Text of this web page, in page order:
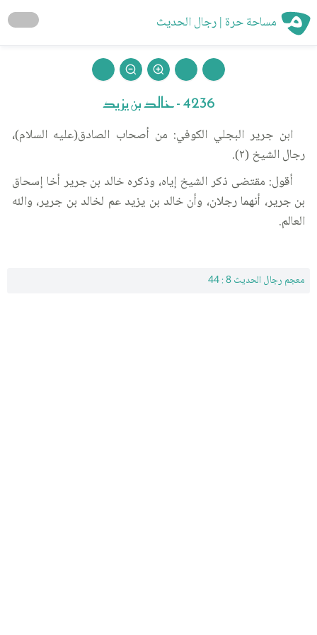
مساحة حرة | رجال الحديث
4236 - خالد بن يزيد
ابن جرير البجلي الكوفي: من أصحاب الصادق(عليه السلام)،
رجال الشيخ (٢).
أقول: مقتضى ذكر الشيخ إياه، وذكره خالد بن جرير أخا إسحاق
بن جرير، أنهما رجلان، وأن خالد بن يزيد عم لخالد بن جرير، والله
العالم.
معجم رجال الحديث 8 : 44